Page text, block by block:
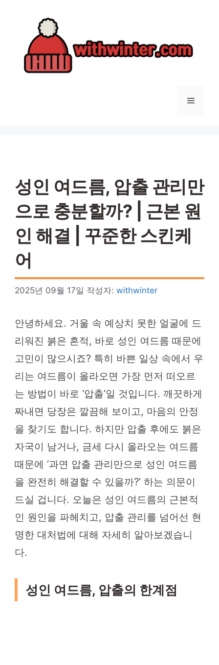
메
성인 여드름, 압출 관리만
으로 충분할까? | 근본 원
인 해결 | 꾸준한 스킨케
어
2025년 09월 17일 작성자: withwinter
안녕하세요. 거울 속 예상치 못한 얼굴에 드
리워진 붉은 흔적, 바로 성인 여드름 때문에
고민이 많으시죠? 특히 바쁜 일상 속에서 우
리는 여드름이 올라오면 가장 먼저 떠오르
는 방법이 바로 ‘압출’일 것입니다. 깨끗하게
짜내면 당장은 깔끔해 보이고, 마음의 안정
을 찾기도 합니다. 하지만 압출 후에도 붉은
자국이 남거나, 금세 다시 올라오는 여드름
때문에 ‘과연 압출 관리만으로 성인 여드름
을 완전히 해결할 수 있을까?’ 하는 의문이
드실 겁니다. 오늘은 성인 여드름의 근본적
인 원인을 파헤치고, 압출 관리를 넘어선 현
명한 대처법에 대해 자세히 알아보겠습니
다.
성인 여드름, 압출의 한계점